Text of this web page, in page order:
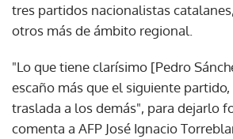
tres partidos nacionalistas
otros más de ámbito regional.
"Lo que tiene clarísimo [Pedro
escaño más que el siguiente
traslada a los demás", para dejarlo
comenta a AFP José Ignacio